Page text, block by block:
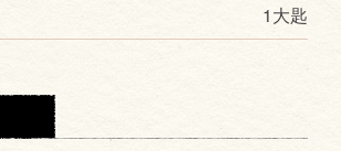
1大匙